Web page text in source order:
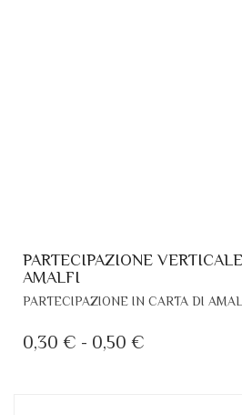
PARTECIPAZIONE
AMALFI
PARTECIPAZIONE IN CARTA DI
0,30 € - 0,50 €